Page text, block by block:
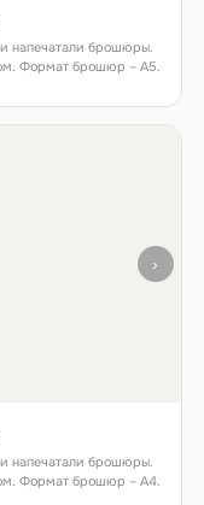
напечатали брошюры.
Формат брошюр – А5.
›
напечатали брошюры.
Формат брошюр – А4.